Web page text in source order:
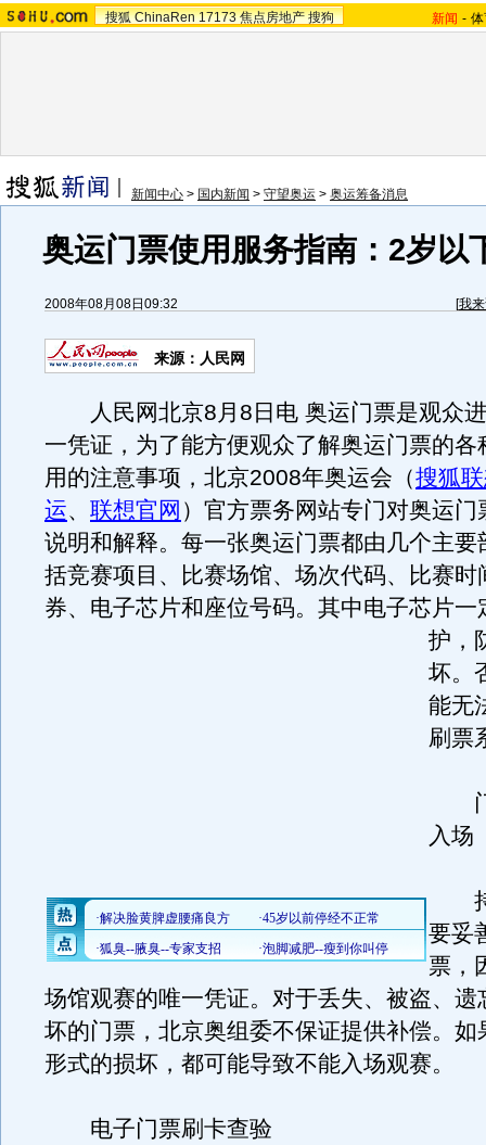
搜狐 ChinaRen 17173 焦点房地产 搜狗 新闻 -
新闻中心 > 国内新闻 > 守望奥运 > 奥运筹备消息
奥运门票使用服务指南：2岁以
2008年08月08日09:32 [我
来源：人民网
人民网北京8月8日电 奥运门票是观众
一凭证，为了能方便观众了解奥运门票的各
用的注意事项，北京2008年奥运会（搜狐
运、 联想官网 ）官方票务网站专门对奥运门
说明和解释。每一张奥运门票都由几个主要
括竞赛项目、比赛场馆、场次代码、比赛时
券、电子芯片和座位号码。 其中电子芯片一
护，
坏。
能无
刷票
门
入场
持
要妥
票，
场馆观赛的唯一凭证。对于丢失、被盗、遗
坏的门票，北京奥组委不保证提供补偿。如
形式的损坏，都可能导致不能入场观赛。
电子门票刷卡查验